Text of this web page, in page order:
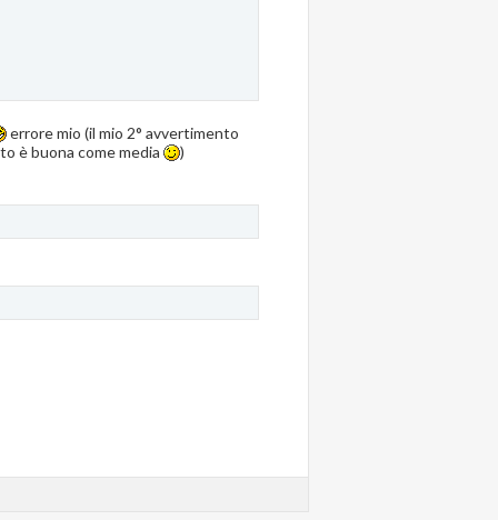
errore mio (il mio 2° avvertimento
è buona come media
)